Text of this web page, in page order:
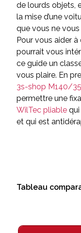
de lourds objets,
la mise d’une
que vous ne vous
Pour vous aider
pourrait vous
ce guide un
vous plaire. En
3s-shop M140/35
permettre une
WilTec pliablequi
et qui est
Tableau